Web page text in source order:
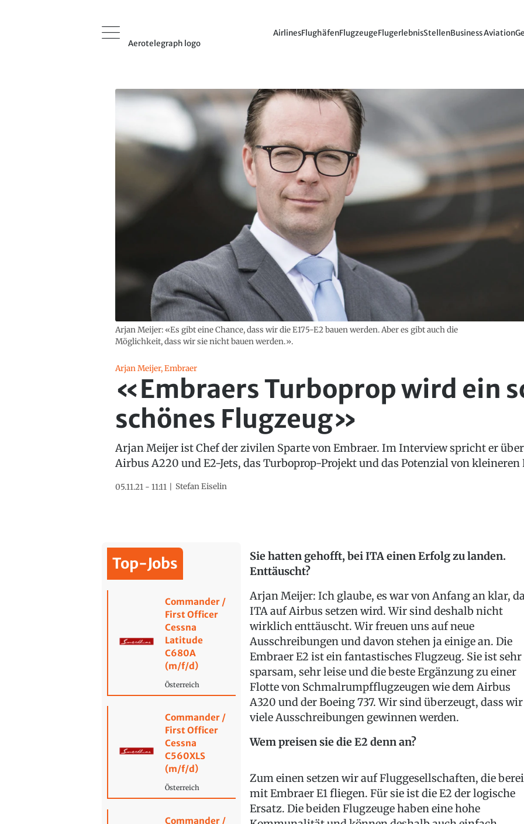
Aerotelegraph logo
AirlinesFlughäfenFlugzeugeFlugerlebnisStellenBusiness Aviation
Arjan Meijer: «Es gibt eine Chance, dass wir die E175-E2 bauen werden. Aber es gibt auch die
Möglichkeit, dass wir sie nicht bauen werden.».
Arjan Meijer, Embraer
«Embraers Turboprop wird ein
schönes Flugzeug»
Arjan Meijer ist Chef der zivilen Sparte von Embraer. Im Interview spricht er
Airbus A220 und E2-Jets, das Turboprop-Projekt und das Potenzial von kleineren
05.11.21 - 11:11 Stefan Eiselin
Top-Jobs
Commander /
First Officer
Cessna
Latitude
C680A
(m/f/d)
Österreich
Commander /
First Officer
Cessna
C560XLS
(m/f/d)
Österreich
Commander /
Sie hatten gehofft, bei ITA einen Erfolg zu landen.
Enttäuscht?
Arjan Meijer: Ich glaube, es war von Anfang an klar,
ITA auf Airbus setzen wird. Wir sind deshalb nicht
wirklich enttäuscht. Wir freuen uns auf neue
Ausschreibungen und davon stehen ja einige an. Die
Embraer E2 ist ein fantastisches Flugzeug. Sie ist sehr
sparsam, sehr leise und die beste Ergänzung zu einer
Flotte von Schmalrumpfflugzeugen wie dem Airbus
A320 und der Boeing 737. Wir sind überzeugt, dass wir
viele Ausschreibungen gewinnen werden.
Wem preisen sie die E2 denn an?
Zum einen setzen wir auf Fluggesellschaften, die
mit Embraer E1 fliegen. Für sie ist die E2 der logische
Ersatz. Die beiden Flugzeuge haben eine hohe